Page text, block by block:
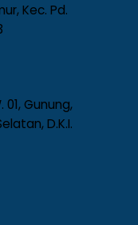
Kec. Pd.
01, Gunung,
D.K.I.